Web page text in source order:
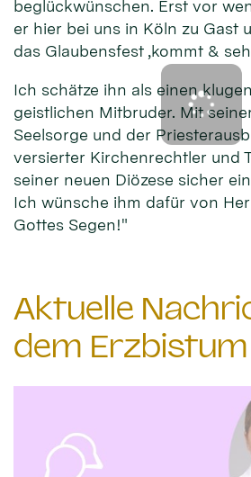
beglückwünschen. Erst vor
er hier bei uns in Köln zu Gast
das Glaubensfest ‚kommt &
Ich schätze ihn als einen
geistlichen Mitbruder. Mit
Seelsorge und der
versierter Kirchenrechtler und
seiner neuen Diözese sicher
Ich wünsche ihm dafür von
Gottes Segen!"
Aktuelle
dem Erzbistum